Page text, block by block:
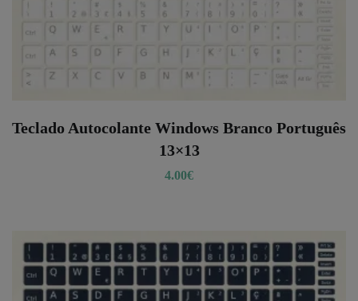
Teclado Autocolante Windows Branco Português
13×13
4.00€